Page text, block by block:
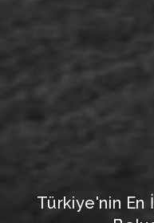
Türkiye'nin En